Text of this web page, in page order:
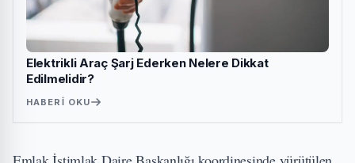
Elektrikli Araç Şarj Ederken Nelere Dikkat
Edilmelidir?
HABERI OKU